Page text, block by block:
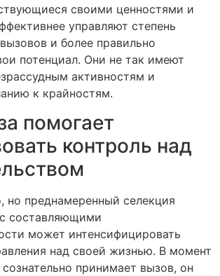
своими ценностями и
управляют степень
и более правильно
потенциал. Они не так имеют
активностям и
к крайностям.
помогает
контроль над
но преднамеренный селекция
составляющими
может интенсифицировать
над своей жизнью. В момент
сознательно принимает вызов, он